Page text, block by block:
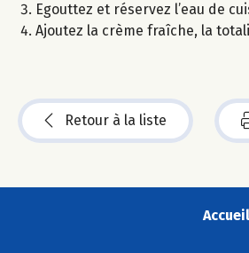
Egouttez et réservez l’eau de
Ajoutez la crème fraîche, la
Retour à la liste
Accueil